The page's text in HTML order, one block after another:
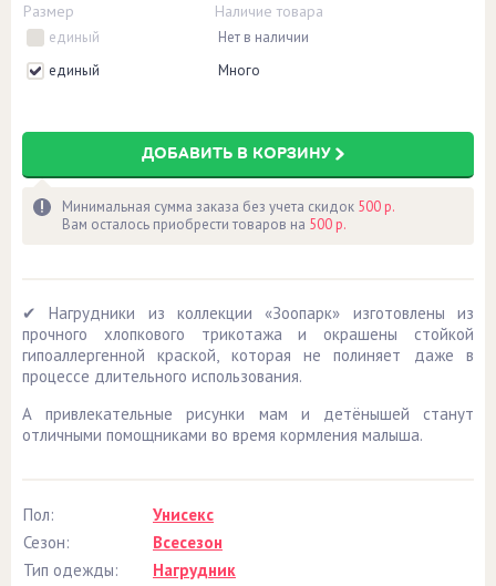
Размер Наличие товара
единый
Нет в наличии
единый
Много
ДОБАВИТЬ В КОРЗИНУ
Минимальная сумма заказа без учета скидок 500 р.
Вам осталось приобрести товаров на 500 р.
✔ Нагрудники из коллекции «Зоопарк» изготовлены из
прочного хлопкового трикотажа и окрашены стойкой
гипоаллергенной краской, которая не полиняет даже в
процессе длительного использования.
А привлекательные рисунки мам и детёнышей станут
отличными помощниками во время кормления малыша.
Пол:
Унисекс
Сезон:
Всесезон
Тип одежды:
Нагрудник